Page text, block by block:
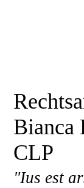
CLP
"Ius est